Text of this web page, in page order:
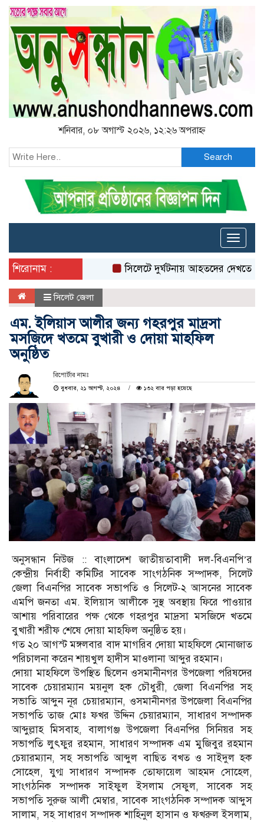
শনিবার, ০৮ অগাস্ট ২০২৬, ১২:২৬ অপরাহ্ন
Search
Toggle
শিরোনাম :
সিলেটে দুর্ঘটনায় আহতদের দেখতে ওসমানী
সিলেট জেলা
এম. ইলিয়াস আলীর জন্য গহরপুর মাদ্রসা
মসজিদে খতমে বুখারী ও দোয়া মাহফিল
অনুষ্ঠিত
রিপোর্টার নামঃ
বুধবার, ২১ আগস্ট, ২০২৪
১৩২ বার পড়া হয়েছে
অনুসন্ধান নিউজ :: বাংলাদেশ জাতীয়তাবাদী দল-বিএনপি’র
কেন্দ্রীয় নির্বাহী কমিটির সাবেক সাংগঠনিক সম্পাদক, সিলেট
জেলা বিএনপির সাবেক সভাপতি ও সিলেট-২ আসনের সাবেক
এমপি জনতা এম. ইলিয়াস আলীকে সুস্থ অবস্থায় ফিরে পাওয়ার
আশায় পরিবারের পক্ষ থেকে গহরপুর মাদ্রসা মসজিদে খতমে
বুখারী শরীফ শেষে দোয়া মাহফিল অনুষ্ঠিত হয়।
গত ২০ আগস্ট মঙ্গলবার বাদ মাগরিব দোয়া মাহফিলে মোনাজাত
পরিচালনা করেন শায়খুল হাদীস মাওলানা আব্দুর রহমান।
দোয়া মাহফিলে উপস্থিত ছিলেন ওসমানীনগর উপজেলা পরিষদের
সাবেক চেয়ারম্যান ময়নুল হক চৌধুরী, জেলা বিএনপির সহ
সভাতি আব্দুন নূর চেয়ারম্যান, ওসমানীনগর উপজেলা বিএনপির
সভাপতি তাজ মোঃ ফখর উদ্দিন চেয়ারম্যান, সাধারণ সম্পাদক
আব্দুল্লাহ মিসবাহ, বালাগঞ্জ উপজেলা বিএনপির সিনিয়র সহ
সভাপতি লুৎফুর রহমান, সাধারণ সম্পাদক এম মুজিবুর রহমান
চেয়ারম্যান, সহ সভাপতি আব্দুল বাছিত বখত ও সাইদুল হক
সোহেল, যুগ্ম সাধারণ সম্পাদক তোফায়েল আহমদ সোহেল,
সাংগঠনিক সম্পাদক সাইফুল ইসলাম সেফুল, সাবেক সহ
সভাপতি সুরুজ আলী মেম্বার, সাবেক সাংগঠনিক সম্পাদক আব্দুস
সালাম, সহ সাধারণ সম্পাদক শাহিনুল হাসান ও ফখরুল ইসলাম,